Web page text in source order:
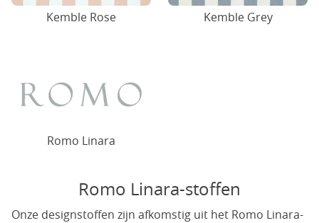
Kemble Rose Kemble Grey
Romo Linara
Romo Linara-stoffen
Onze designstoffen zijn afkomstig uit het Romo Linara-